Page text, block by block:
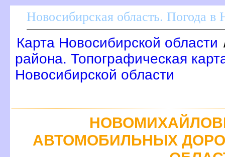
Новосибирская область. Погода в
Карта Новосибирской области
района. Топографическая
Новосибирской области
АВТОМОБИЛЬНЫХ